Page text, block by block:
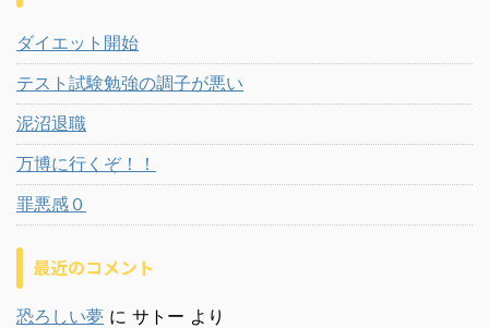
ダイエット開始
テスト試験勉強の調子が悪い
泥沼退職
万博に行くぞ！！
罪悪感０
最近のコメント
恐ろしい夢 に サトー より